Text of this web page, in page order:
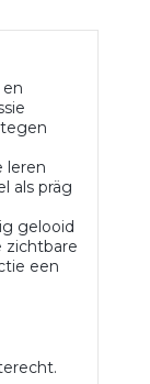
leren
als präg
gelooid
zichtbare
een